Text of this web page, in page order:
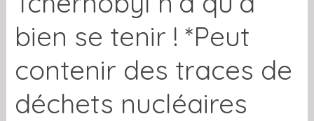
bien se tenir ! *Peut
contenir des traces de
déchets nucléaires